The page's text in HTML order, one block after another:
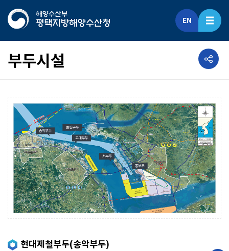
EN
부두시설 공유하기
현대제철부두(송악부두)